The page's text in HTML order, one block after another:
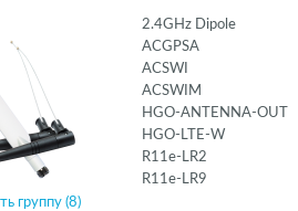
группу (8)
2.4GHz Dipole
ACGPSA
ACSWI
ACSWIM
HGO-ANTENNA-OUT
HGO-LTE-W
R11e-LR2
R11e-LR9